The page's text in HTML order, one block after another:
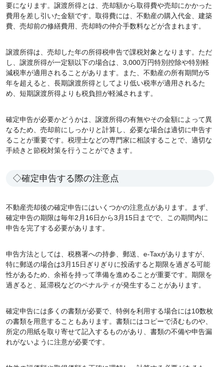
要になります。譲渡所得とは、売却額から取得費や売却にかかった
費用を差し引いた金額です。取得費には、不動産の購入代金、建築
費、売却前の修繕費用、売却時の仲介手数料などが含まれます。
譲渡所得は、売却した年の所得税申告で課税対象となります。ただ
し、譲渡所得が一定額以下の場合は、3,000万円特別控除や特別軽
減税率が適用されることがあります。また、不動産の所有期間が5
年を超えると、長期譲渡所得としてより低い税率が適用されるた
め、短期譲渡所得よりも税負担が軽減されます。
確定申告が必要かどうかは、譲渡所得の有無やその金額によって異
なるため、売却前にしっかりと計算し、必要な場合は適切に申告す
ることが重要です。税理士などの専門家に相談することで、適切な
手続きと節税対策を行うことができます。
◇確定申告する際の注意点
不動産売却後の確定申告にはいくつかの注意点があります。まず、
確定申告の期限は毎年2月16日から3月15日までで、この期間内に
申告を完了する必要があります。
申告方法としては、税務署への持参、郵送、e-Taxがありますが、
特に郵送の場合は3月15日ぎりぎりに投函すると期限を過ぎる可能
性があるため、余裕を持って準備を進めることが重要です。期限を
過ぎると、延滞税などのペナルティが発生することがあります。
確定申告には多くの書類が必要で、特例を利用する場合には10数枚
の書類を用意することもあります。書類にはコピーで済むものや、
所定の用紙を取り寄せて記入するものがあり、書類の不備や申告漏
れがないように注意が必要です。